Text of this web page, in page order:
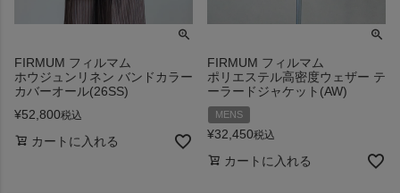
FIRMUM フィルマム
ホウジュンリネン バンドカラー
カバーオール(26SS)
¥52,800税込
カートに入れる
FIRMUM フィルマム
ポリエステル高密度ウェザー テ
ーラードジャケット(AW)
MENS
¥32,450税込
カートに入れる